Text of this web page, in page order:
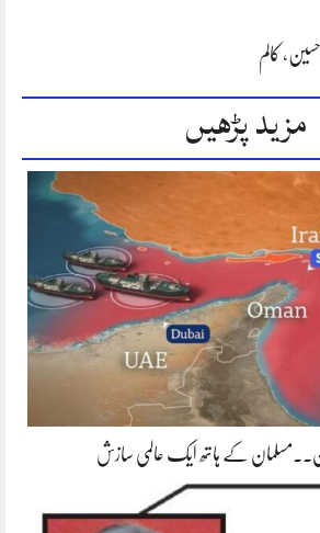
حسین ، کالم
مزید پڑھیں
کے ہاتھ ایک عالمی سازش